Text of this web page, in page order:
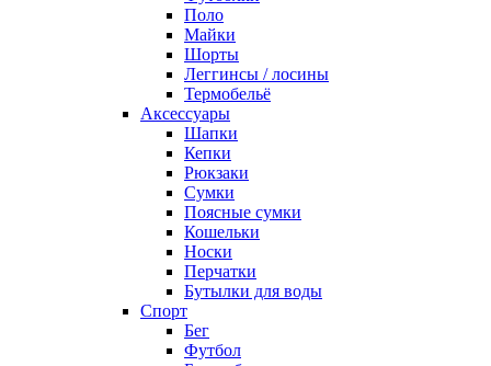
Поло
Майки
Шорты
Леггинсы / лосины
Термобельё
Аксессуары
Шапки
Кепки
Рюкзаки
Сумки
Поясные сумки
Кошельки
Носки
Перчатки
Бутылки для воды
Спорт
Бег
Футбол